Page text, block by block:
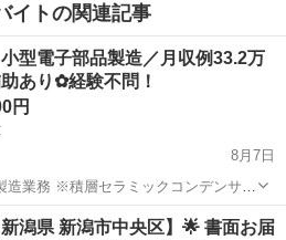
イトの関連記事
小型電子部品製造／月収例33.2万
あり✿経験不問！
円
8月7日
造業務 ※積層セラミックコンデンサ製
操作するオペレーターがメインで
例30万円以上
新潟県 新潟市中央区】🌟 書面お届